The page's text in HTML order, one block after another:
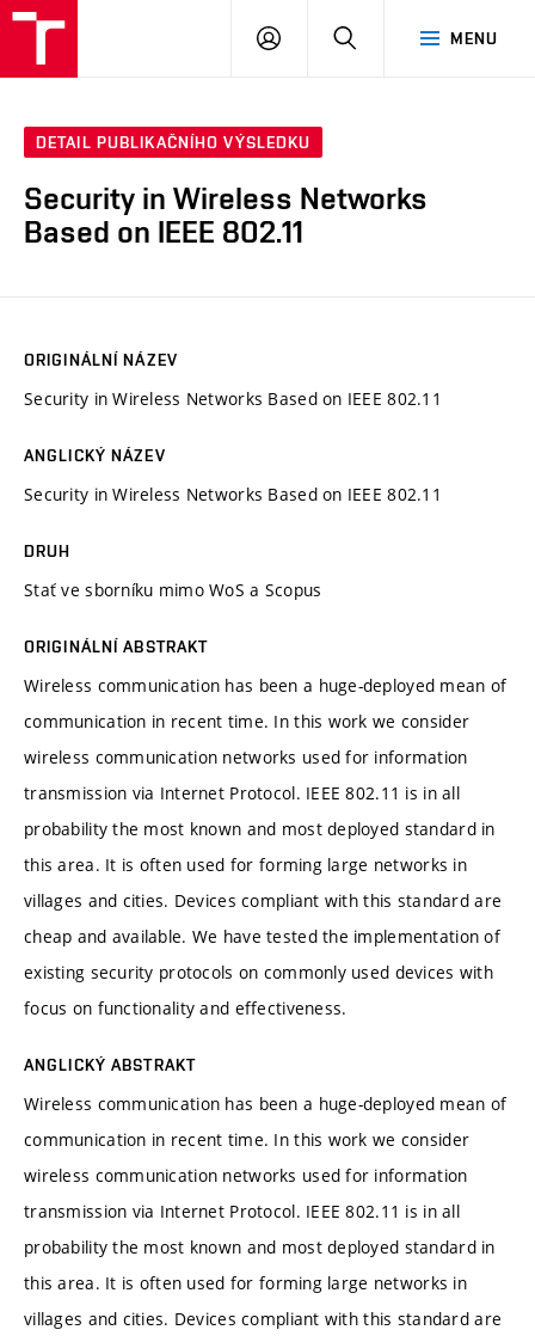
MENU
PŘIHLÁSIT
DETAIL PUBLIKAČNÍHO VÝSLEDKU
Security in Wireless Networks
Based on IEEE 802.11
ORIGINÁLNÍ NÁZEV
Security in Wireless Networks Based on IEEE 802.11
ANGLICKÝ NÁZEV
Security in Wireless Networks Based on IEEE 802.11
DRUH
Stať ve sborníku mimo WoS a Scopus
ORIGINÁLNÍ ABSTRAKT
Wireless communication has been a huge-deployed mean of
communication in recent time. In this work we consider
wireless communication networks used for information
transmission via Internet Protocol. IEEE 802.11 is in all
probability the most known and most deployed standard in
this area. It is often used for forming large networks in
villages and cities. Devices compliant with this standard are
cheap and available. We have tested the implementation of
existing security protocols on commonly used devices with
focus on functionality and effectiveness.
ANGLICKÝ ABSTRAKT
Wireless communication has been a huge-deployed mean of
communication in recent time. In this work we consider
wireless communication networks used for information
transmission via Internet Protocol. IEEE 802.11 is in all
probability the most known and most deployed standard in
this area. It is often used for forming large networks in
villages and cities. Devices compliant with this standard are